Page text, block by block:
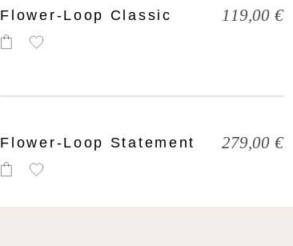
Flower-Loop Classic 119,00 €
Flower-Loop Statement 279,00 €